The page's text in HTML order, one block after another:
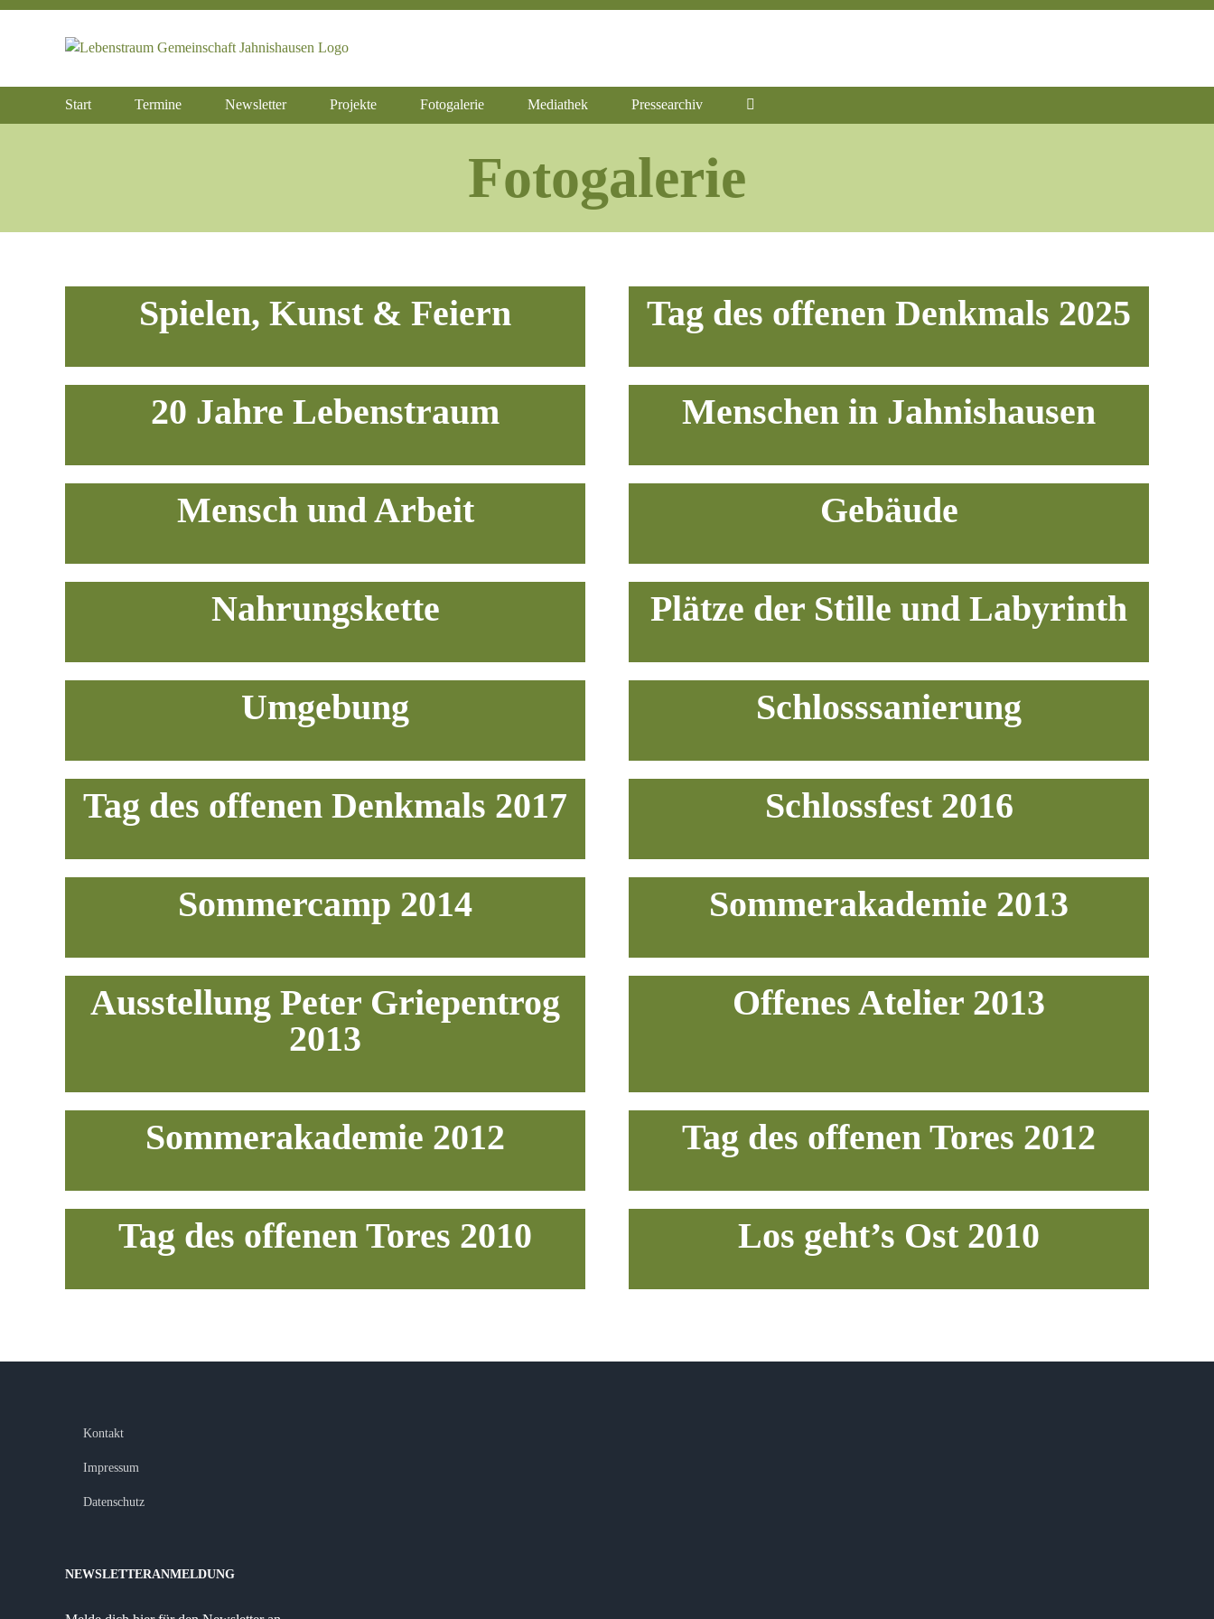
Zum
Start Termine Newsletter Projekte Fotogalerie Mediathek Pressearchiv
Fotogalerie
Spielen, Kunst & Feiern Tag des offenen Denkmals 2025
20 Jahre Lebenstraum Menschen in Jahnishausen
Mensch und Arbeit Gebäude
Nahrungskette Plätze der Stille und Labyrinth
Umgebung Schlosssanierung
Tag des offenen Denkmals 2017 Schlossfest 2016
Sommercamp 2014 Sommerakademie 2013
Ausstellung Peter Griepentrog
2013
Offenes Atelier 2013
Sommerakademie 2012 Tag des offenen Tores 2012
Tag des offenen Tores 2010 Los geht’s Ost 2010
Kontakt
Impressum
Datenschutz
NEWSLETTERANMELDUNG